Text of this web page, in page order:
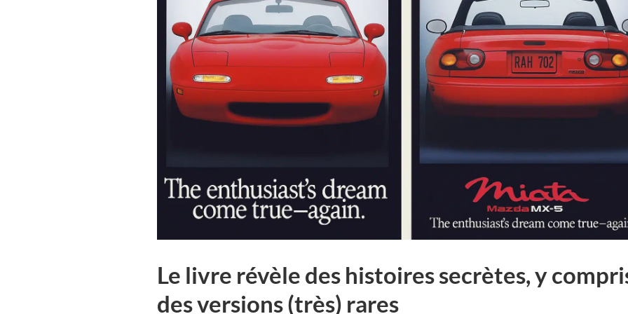
Le livre révèle des histoires secrètes, y
des versions (très) rares